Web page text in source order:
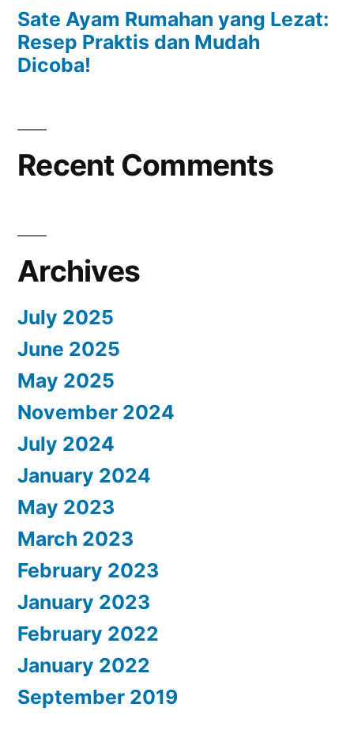
Sate Ayam Rumahan yang Lezat:
Resep Praktis dan Mudah
Dicoba!
Recent Comments
Archives
July 2025
June 2025
May 2025
November 2024
July 2024
January 2024
May 2023
March 2023
February 2023
January 2023
February 2022
January 2022
September 2019